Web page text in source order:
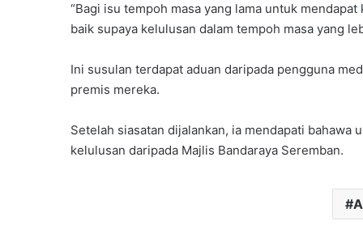
“Bagi isu tempoh masa yang lama untuk
baik supaya kelulusan dalam tempoh masa yang
Ini susulan terdapat aduan daripada pengguna
premis mereka.
Setelah siasatan dijalankan, ia mendapati
kelulusan daripada Majlis Bandaraya Seremban.